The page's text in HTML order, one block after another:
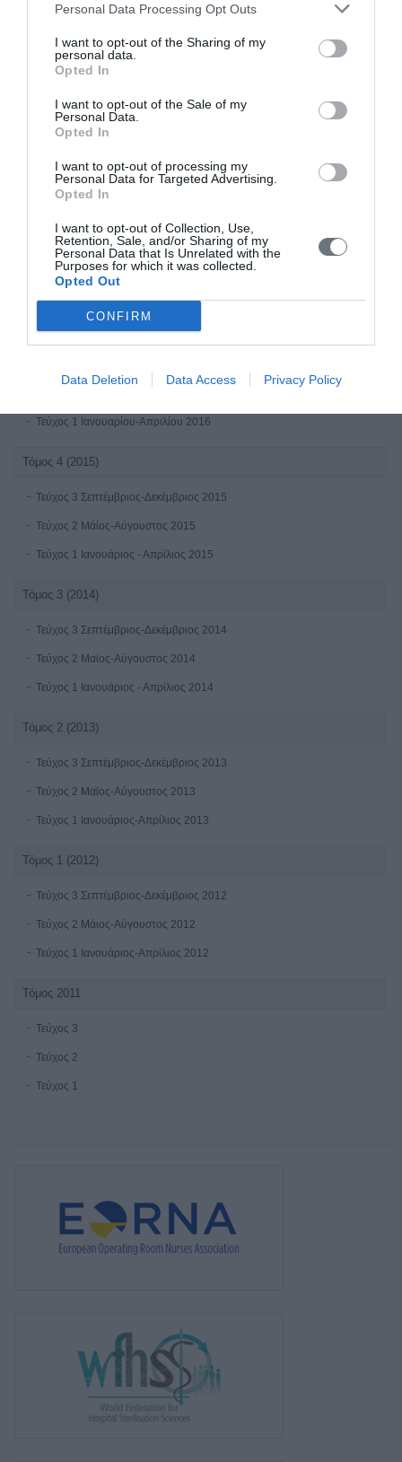
Personal Data Processing Opt Outs
I want to opt-out of the Sharing of my
personal data.
Opted In
I want to opt-out of the Sale of my
Personal Data.
Opted In
I want to opt-out of processing my
Personal Data for Targeted Advertising.
Opted In
I want to opt-out of Collection, Use,
Retention, Sale, and/or Sharing of my
Personal Data that Is Unrelated with the
Purposes for which it was collected.
Opted Out
CONFIRM
Data Deletion Data Access Privacy Policy
Τόμος 7 (2018)
Τεύχος 3 Σεπτέμβριος-Δεκέμβριος 2018
Τεύχος 2 Μάϊος-Αύγουστος 2018
Τόμος 6 (2017)
Τεύχος 3 Σεπτέμβριος-Δεκέμβριος 2017
Τεύχος 2 Μάϊος-Αύγουστος 2017
Τεύχος 1 (Ιανουάριος-Απρίλιος 2017)
Τόμος 5 (2016)
Τεύχος 1 Ιανουαρίου-Απριλίου 2016
Τόμος 4 (2015)
Τεύχος 3 Σεπτέμβριος-Δεκέμβριος 2015
Τεύχος 2 Μάίος-Αύγουστος 2015
Τεύχος 1 Ιανουάριος - Απρίλιος 2015
Τόμος 3 (2014)
Τεύχος 3 Σεπτέμβριος-Δεκέμβριος 2014
Τεύχος 2 Μαϊος-Αύγουστος 2014
Τεύχος 1 Ιανουάριος - Απρίλιος 2014
Τόμος 2 (2013)
Τεύχος 3 Σεπτέμβριος-Δεκέμβριος 2013
Τεύχος 2 Μαϊος-Αύγουστος 2013
Τεύχος 1 Ιανουάριος-Απρίλιος 2013
Τόμος 1 (2012)
Τεύχος 3 Σεπτέμβριος-Δεκέμβριος 2012
Τεύχος 2 Μάιος-Αύγουστος 2012
Τεύχος 1 Ιανουάριος-Απρίλιος 2012
Τόμος 2011
Τεύχος 3
Τεύχος 2
Τεύχος 1